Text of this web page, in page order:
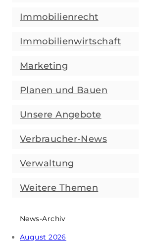
Immobilienrecht
Immobilienwirtschaft
Marketing
Planen und Bauen
Unsere Angebote
Verbraucher-News
Verwaltung
Weitere Themen
News-Archiv
August 2026